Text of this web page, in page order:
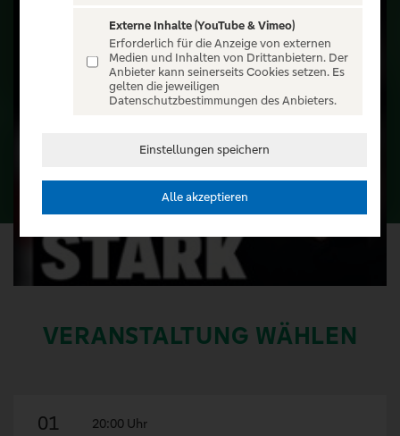
VERANSTALTUNG WÄHLEN
01
20:00 Uhr
Externe Inhalte (YouTube & Vimeo)
Erforderlich für die Anzeige von externen
Medien und Inhalten von Drittanbietern. Der
Anbieter kann seinerseits Cookies setzen. Es
gelten die jeweiligen
Datenschutzbestimmungen des Anbieters.
Einstellungen speichern
Alle akzeptieren